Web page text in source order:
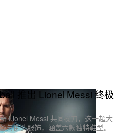
推出 Lionel Messi 终极
Lionel Messi 共同操刀，这一超大
与街头服饰，涵盖六款独特鞋型。